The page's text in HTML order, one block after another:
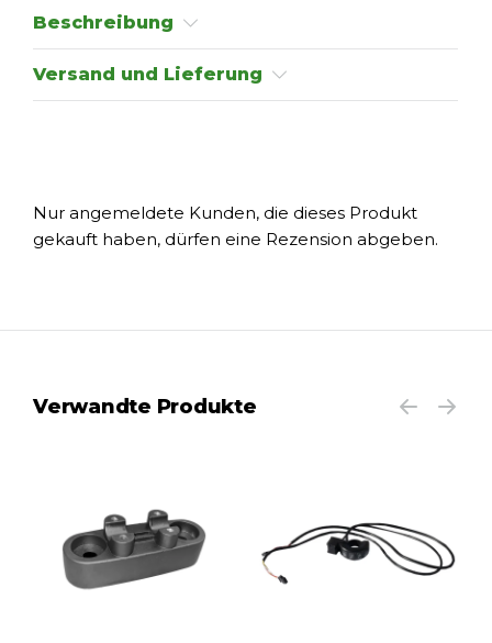
Beschreibung
Versand und Lieferung
Nur angemeldete Kunden, die dieses Produkt
gekauft haben, dürfen eine Rezension abgeben.
Verwandte Produkte